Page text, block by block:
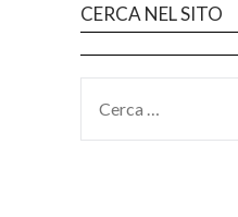
CERCA NEL SITO